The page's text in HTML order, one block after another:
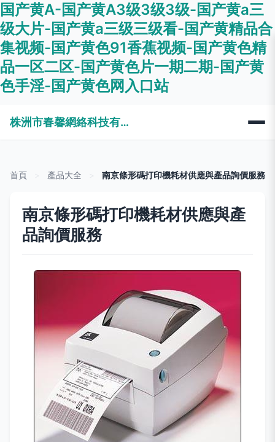
国产黄A-国产黄A3级3级3级-国产黄a三
级大片-国产黄a三级三级看-国产黄精品合
集视频-国产黄色91香蕉视频-国产黄色精
品一区二区-国产黄色片一期二期-国产黄
色手淫-国产黄色网入口站
株洲市春馨網絡科技有限公司
首頁 產品大全 南京條形碼打印機耗材供應與產品詢價服務
南京條形碼打印機耗材供應與產
品詢價服務